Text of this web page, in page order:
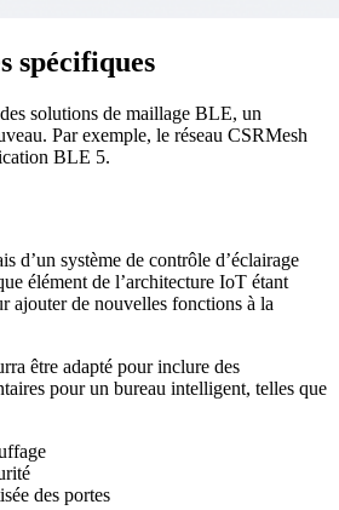
spécifiques
solutions de maillage BLE, un
Par exemple, le réseau CSRMesh
BLE 5.
d’un système de contrôle d’éclairage
élément de l’architecture IoT étant
ajouter de nouvelles fonctions à la
être adapté pour inclure des
pour un bureau intelligent, telles que
des portes